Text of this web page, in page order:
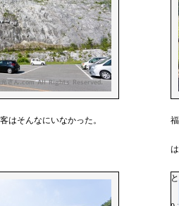
はそんなにいなかった。